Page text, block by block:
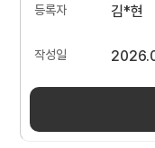
김*현